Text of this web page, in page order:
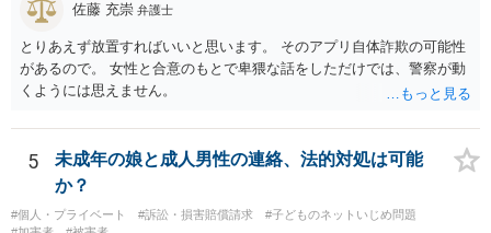
佐藤 充崇 弁護士
とりあえず放置すればいいと思います。 そのアプリ自体詐欺の可能性
があるので。 女性と合意のもとで卑猥な話をしただけでは、警察が動
くようには思えません。
5
未成年の娘と成人男性の連絡、法的対処は可能
か？
#個人・プライベート #訴訟・損害賠償請求
#子どものネットいじめ問題